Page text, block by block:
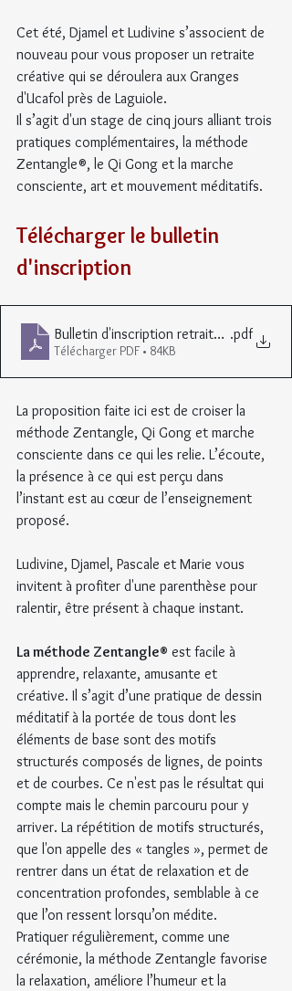
Cet été, Djamel et Ludivine s’associent de
nouveau pour vous proposer un retraite
créative qui se déroulera aux Granges
d'Ucafol près de Laguiole.
Il s’agit d'un stage de cinq jours alliant trois
pratiques complémentaires, la méthode
Zentangle®, le Qi Gong et la marche
consciente, art et mouvement méditatifs.
Télécharger le bulletin
d'inscription
Bulletin d'inscription retraite créative
.pdf
Télécharger PDF • 84KB
La proposition faite ici est de croiser la
méthode Zentangle, Qi Gong et marche
consciente dans ce qui les relie. L’écoute,
la présence à ce qui est perçu dans
l’instant est au cœur de l’enseignement
proposé.
Ludivine, Djamel, Pascale et Marie vous
invitent à profiter d'une parenthèse pour
ralentir, être présent à chaque instant.
La méthode Zentangle® est facile à
apprendre, relaxante, amusante et
créative. Il s’agit d’une pratique de dessin
méditatif à la portée de tous dont les
éléments de base sont des motifs
structurés composés de lignes, de points
et de courbes. Ce n'est pas le résultat qui
compte mais le chemin parcouru pour y
arriver. La répétition de motifs structurés,
que l'on appelle des « tangles », permet de
rentrer dans un état de relaxation et de
concentration profondes, semblable à ce
que l’on ressent lorsqu’on médite.
Pratiquer régulièrement, comme une
cérémonie, la méthode Zentangle favorise
la relaxation, améliore l’humeur et la